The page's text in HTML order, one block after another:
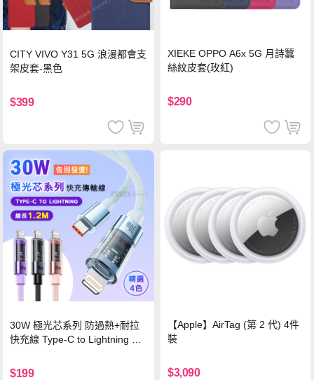
CITY VIVO Y31 5G 浪漫都會支
架皮套-黑色
$399
XIEKE OPPO A6x 5G 月詩蠶
絲紋皮套(玫紅)
$290
30W 極光芯系列 防過熱+耐拉
快充線 Type-C to Lightning 傳
$199
【Apple】AirTag (第 2 代) 4件
裝
$3,090